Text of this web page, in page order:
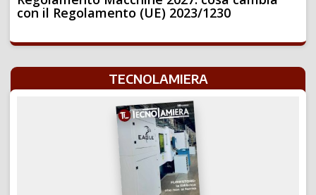
con il Regolamento (UE) 2023/1230
TECNOLAMIERA